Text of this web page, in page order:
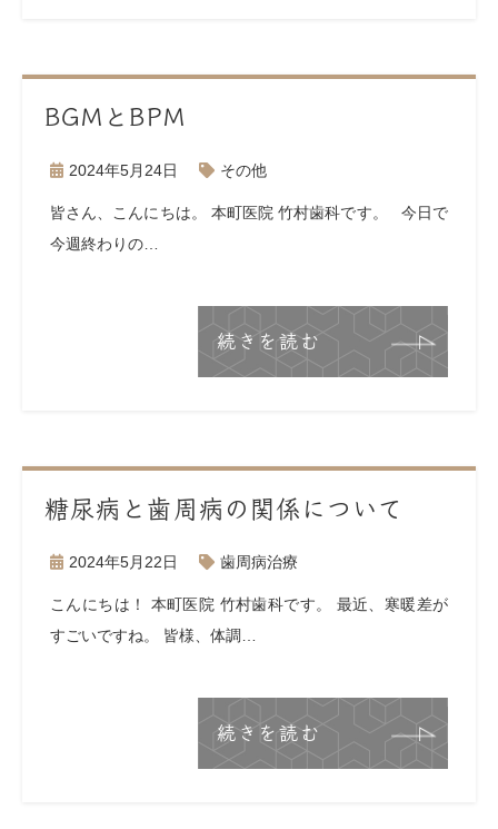
BGMとBPM
2024年5月24日 その他
皆さん、こんにちは。 本町医院 竹村歯科です。 今日で
今週終わりの…
続きを読む
糖尿病と歯周病の関係について
2024年5月22日 歯周病治療
こんにちは！ 本町医院 竹村歯科です。 最近、寒暖差が
すごいですね。 皆様、体調…
続きを読む